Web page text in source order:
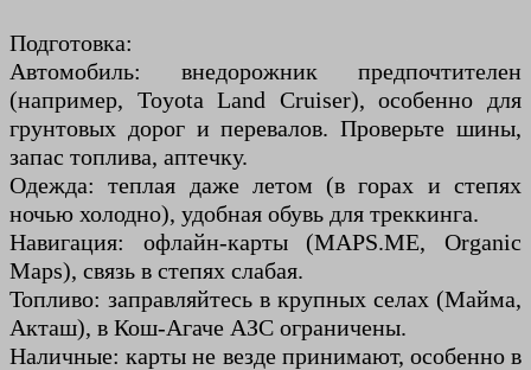
Подготовка:
Автомобиль: внедорожник предпочтителен
(например, Toyota Land Cruiser), особенно для
грунтовых дорог и перевалов. Проверьте шины,
запас топлива, аптечку.
Одежда: теплая даже летом (в горах и степях
ночью холодно), удобная обувь для треккинга.
Навигация: офлайн-карты (MAPS.ME, Organic
Maps), связь в степях слабая.
Топливо: заправляйтесь в крупных селах (Майма,
Акташ), в Кош-Агаче АЗС ограничены.
Наличные: карты не везде принимают, особенно в